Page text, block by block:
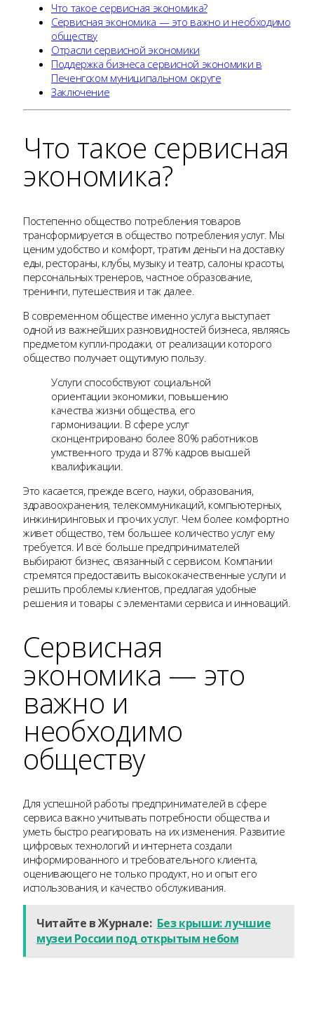
Что такое сервисная экономика?
Сервисная экономика — это важно и необходимо
обществу
Отрасли сервисной экономики
Поддержка бизнеса сервисной экономики в
Печенгском муниципальном округе
Заключение
Что такое сервисная
экономика?
Постепенно общество потребления товаров
трансформируется в общество потребления услуг. Мы
ценим удобство и комфорт, тратим деньги на доставку
еды, рестораны, клубы, музыку и театр, салоны красоты,
персональных тренеров, частное образование,
тренинги, путешествия и так далее.
В современном обществе именно услуга выступает
одной из важнейших разновидностей бизнеса, являясь
предметом купли-продажи, от реализации которого
общество получает ощутимую пользу.
Услуги способствуют социальной
ориентации экономики, повышению
качества жизни общества, его
гармонизации. В сфере услуг
сконцентрировано более 80% работников
умственного труда и 87% кадров высшей
квалификации.
Это касается, прежде всего, науки, образования,
здравоохранения, телекоммуникаций, компьютерных,
инжиниринговых и прочих услуг. Чем более комфортно
живет общество, тем большее количество услуг ему
требуется. И всё больше предпринимателей
выбирают бизнес, связанный с сервисом. Компании
стремятся предоставить высококачественные услуги и
решить проблемы клиентов, предлагая удобные
решения и товары с элементами сервиса и инноваций.
Сервисная
экономика — это
важно и
необходимо
обществу
Для успешной работы предпринимателей в сфере
сервиса важно учитывать потребности общества и
уметь быстро реагировать на их изменения. Развитие
цифровых технологий и интернета создали
информированного и требовательного клиента,
оценивающего не только продукт, но и опыт его
использования, и качество обслуживания.
Читайте в Журнале: Без крыши: лучшие
музеи России под открытым небом